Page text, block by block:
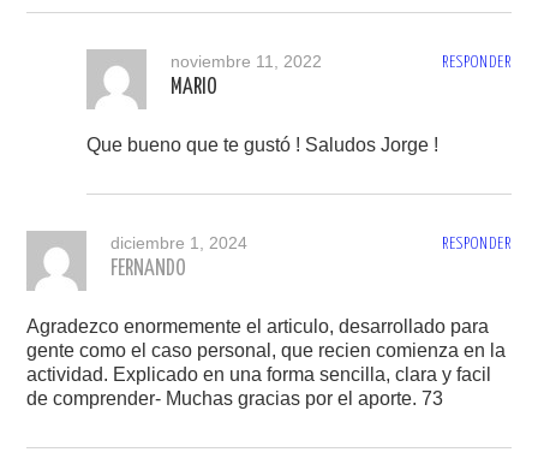
RESPONDER
noviembre 11, 2022
MARIO
Que bueno que te gustó ! Saludos Jorge !
RESPONDER
diciembre 1, 2024
FERNANDO
Agradezco enormemente el articulo, desarrollado para
gente como el caso personal, que recien comienza en la
actividad. Explicado en una forma sencilla, clara y facil
de comprender- Muchas gracias por el aporte. 73